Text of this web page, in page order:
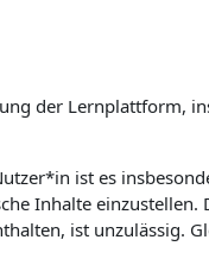
der Lernplattform,
ist es
Inhalte einzustellen.
ist unzulässig.